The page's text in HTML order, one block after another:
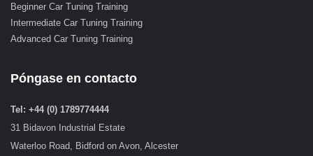
Beginner Car Tuning Training
Intermediate Car Tuning Training
Advanced Car Tuning Training
Póngase en contacto
Tel: +44 (0) 1789774444
31 Bidavon Industrial Estate
Waterloo Road, Bidford on Avon, Alcester